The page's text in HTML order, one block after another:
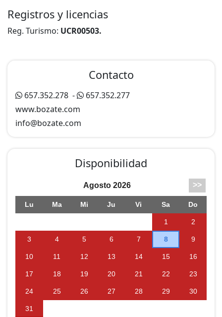
Registros y licencias
Reg. Turismo: UCR00503.
Contacto
657.352.278 -
657.352.277
www.bozate.com
info@bozate.com
Disponibilidad